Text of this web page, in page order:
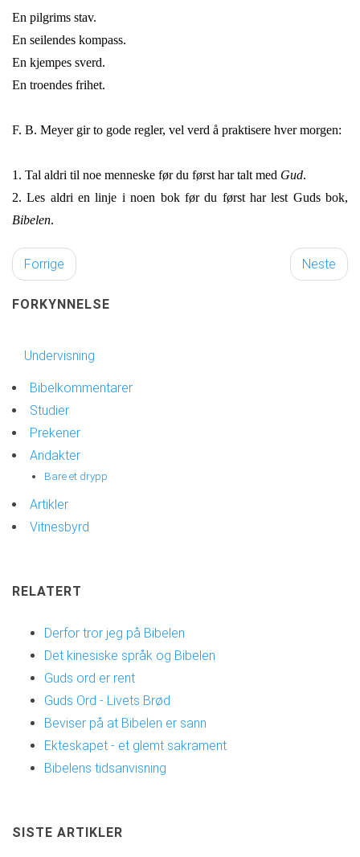
En pilgrims stav.
En seilendes kompass.
En kjempes sverd.
En troendes frihet.
F. B. Meyer gir to gode regler, vel verd å praktisere hver morgen:
1. Tal aldri til noe menneske før du først har talt med Gud.
2. Les aldri en linje i noen bok før du først har lest Guds bok,
Bibelen.
Forrige Neste
FORKYNNELSE
Undervisning
Bibelkommentarer
Studier
Prekener
Andakter
Bare et drypp
Artikler
Vitnesbyrd
RELATERT
Derfor tror jeg på Bibelen
Det kinesiske språk og Bibelen
Guds ord er rent
Guds Ord - Livets Brød
Beviser på at Bibelen er sann
Ekteskapet - et glemt sakrament
Bibelens tidsanvisning
SISTE ARTIKLER